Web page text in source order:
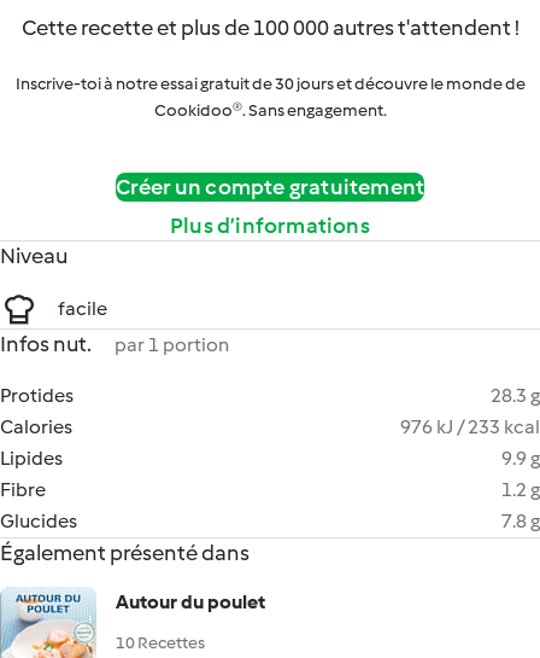
Cette recette et plus de 100 000 autres t'attendent !
Inscrive-toi à notre essai gratuit de 30 jours et découvre le monde de
Cookidoo®. Sans engagement.
Créer un compte gratuitement
Plus d’informations
Niveau
facile
Infos nut. par 1 portion
Protides
28.3 g
Calories
976 kJ / 233 kcal
Lipides
9.9 g
Fibre
1.2 g
Glucides
7.8 g
Également présenté dans
Autour du poulet
10 Recettes